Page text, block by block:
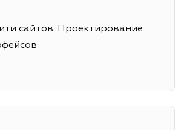
сайтов. Проектирование